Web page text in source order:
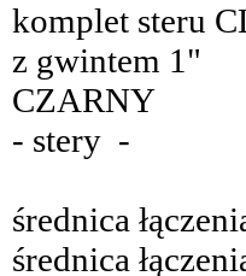
komplet steru
z gwintem 1"
CZARNY
- stery -
średnica
średnica